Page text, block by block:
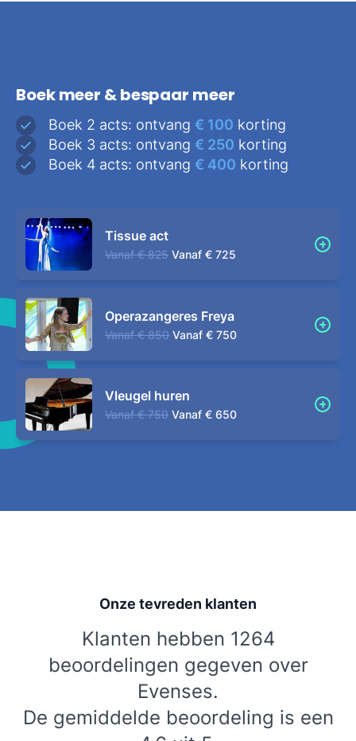
Boek meer & bespaar meer
Boek 2 acts: ontvang € 100 korting
Boek 3 acts: ontvang € 250 korting
Boek 4 acts: ontvang € 400 korting
Tissue act
Vanaf € 825 Vanaf € 725
Operazangeres Freya
Vanaf € 850 Vanaf € 750
Vleugel huren
Vanaf € 750 Vanaf € 650
Onze tevreden klanten
Klanten hebben 1264
beoordelingen gegeven over
Evenses.
De gemiddelde beoordeling is een